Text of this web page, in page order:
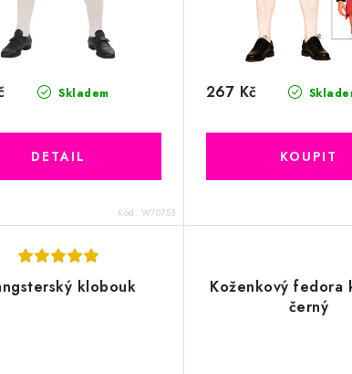
Skladem
Kód: W70753
267 Kč
klobouk
Koženkový fedora
černý